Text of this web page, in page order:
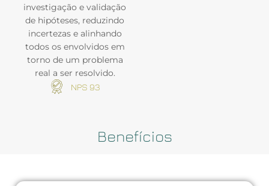
investigação e validação
de hipóteses, reduzindo
incertezas e alinhando
todos os envolvidos em
torno de um problema
real a ser resolvido.
NPS 93
Benefícios